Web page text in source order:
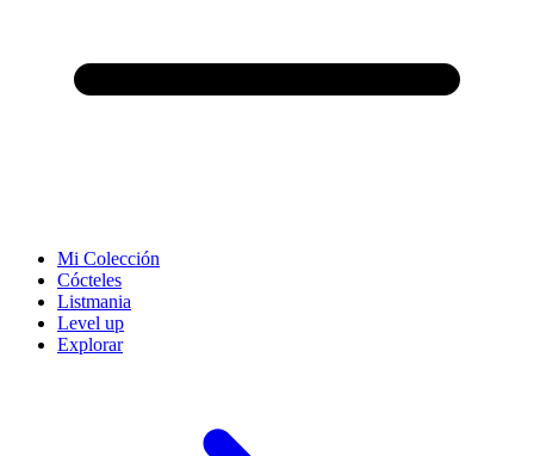
Mi Colección
Cócteles
Listmania
Level up
Explorar